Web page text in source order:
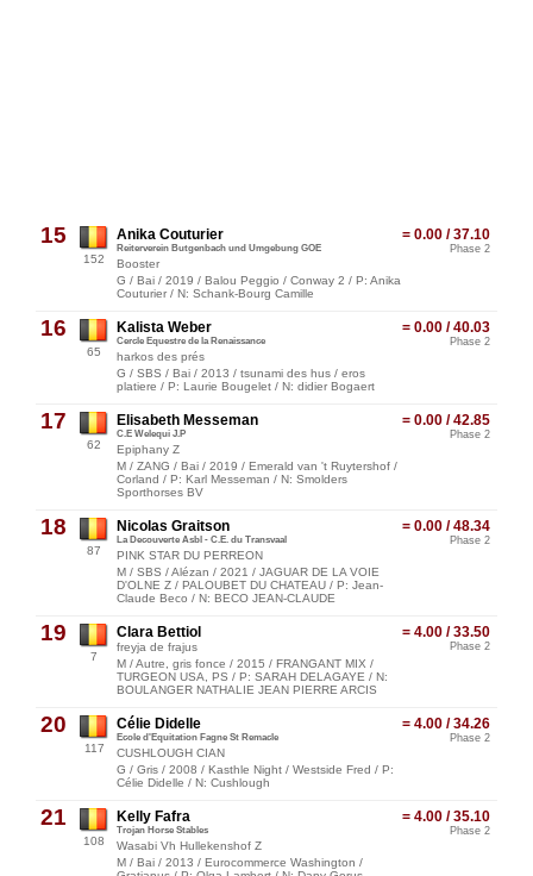
15
152
= 0.00 / 37.10
Phase 2
Anika Couturier
Reiterverein Butgenbach und Umgebung GOE
Booster
G / Bai / 2019 / Balou Peggio / Conway 2 / P: Anika
Couturier / N: Schank-Bourg Camille
16
65
= 0.00 / 40.03
Phase 2
Kalista Weber
Cercle Equestre de la Renaissance
harkos des prés
G / SBS / Bai / 2013 / tsunami des hus / eros
platiere / P: Laurie Bougelet / N: didier Bogaert
17
62
= 0.00 / 42.85
Phase 2
Elisabeth Messeman
C.E Welequi J.P
Epiphany Z
M / ZANG / Bai / 2019 / Emerald van 't Ruytershof /
Corland / P: Karl Messeman / N: Smolders
Sporthorses BV
18
87
= 0.00 / 48.34
Phase 2
Nicolas Graitson
La Decouverte Asbl - C.E. du Transvaal
PINK STAR DU PERREON
M / SBS / Alézan / 2021 / JAGUAR DE LA VOIE
D'OLNE Z / PALOUBET DU CHATEAU / P: Jean-
Claude Beco / N: BECO JEAN-CLAUDE
19
7
= 4.00 / 33.50
Phase 2
Clara Bettiol
freyja de frajus
M / Autre, gris fonce / 2015 / FRANGANT MIX /
TURGEON USA, PS / P: SARAH DELAGAYE / N:
BOULANGER NATHALIE JEAN PIERRE ARCIS
20
117
= 4.00 / 34.26
Phase 2
Célie Didelle
Ecole d'Equitation Fagne St Remacle
CUSHLOUGH CIAN
G / Gris / 2008 / Kasthle Night / Westside Fred / P:
Célie Didelle / N: Cushlough
21
108
= 4.00 / 35.10
Phase 2
Kelly Fafra
Trojan Horse Stables
Wasabi Vh Hullekenshof Z
M / Bai / 2013 / Eurocommerce Washington /